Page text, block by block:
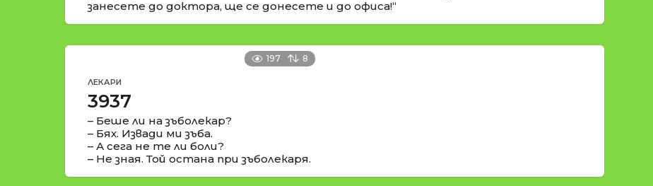
занесете до доктора, ще се донесете и до офиса!“
197 8
ЛЕКАРИ
3937
– Беше ли на зъболекар?
– Бях. Извади ми зъба.
– А сега не те ли боли?
– Не зная. Той остана при зъболекаря.